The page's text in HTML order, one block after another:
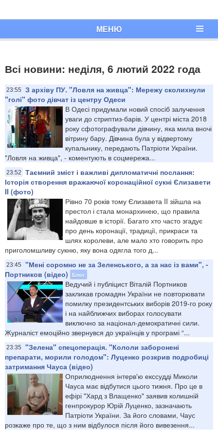
МЕНЮ
Всі новини: неділя, 6 лютий 2022 года
23:55
З архіву ПУ. "Ловля на живца": Мережу сколихнули
"голі" фото дівчат із центру Одеси
В Одесі придумали новий спосіб залучення
уваги до стриптиз-барів. У центрі міста 2018
року сфотографували дівчину, яка мила вночі
вітрину бару. Дівчина була у відвертому
купальнику, передають Патріоти України.
"Ловля на живца", - коментують в соцмережа...
23:52
Таємний зміст і важливі дипломатичні послання:
Історія створення вражаючої коронаційної сукні Єлизавети
II (фото)
Рівно 70 років тому Єлизавета II зійшла на
престол і стала монархинею, що правила
найдовше в історії. Багато хто часто згадує
про день коронації, традиції, прикраси та
шлях королеви, але мало хто говорить про
приголомшливу сукню, яку вона одягла того д...
23:45
"Мені соромно не за Зеленського, а за нас із вами", -
Портников (відео)
Блог
Ведучий і публіцист Віталій Портников
закликав громадян України не повторювати
помилку президентських виборів 2019-го року
і на найближчих виборах голосувати
виключно за націонал-демократичні сили.
Журналіст емоційно звернувся до українців у програмі “...
23:35
"Зелена" спецоперація. "Кололи заборонені
препарати, морили голодом": Луценко розкрив подробиці
затримання Чауса (відео)
Оприлюднення інтерв'ю екссудді Миколи
Чауса має відбутися цього тижня. Про це в
ефірі "Хард з Влащенко" заявив колишній
генпрокурор Юрій Луценко, зазначають
Патріоти України. За його словами, Чаус
розкаже про те, що з ним відбулося після його вивезення...